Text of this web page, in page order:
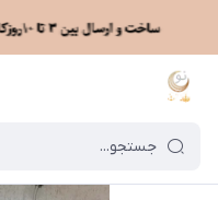
ماه نو / خرید لوستر بر اساس مدل